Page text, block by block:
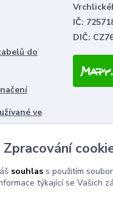
do
ve
IČ:
DIČ:
Zpracování
souhlass použitím
týkající se Vašich